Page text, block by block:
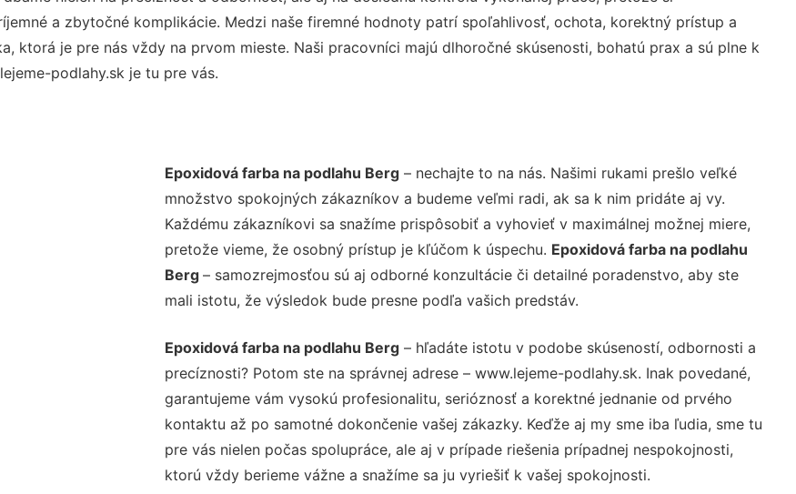
a zbytočné komplikácie. Medzi naše firemné hodnoty patrí spoľahlivosť, ochota, korektný prístup a
ktorá je pre nás vždy na prvom mieste. Naši pracovníci majú dlhoročné skúsenosti, bohatú prax a sú plne k
podlahy.sk je tu pre vás.
Epoxidová farba na podlahu Berg– nechajte to na nás. Našimi rukami prešlo veľké
množstvo spokojných zákazníkov a budeme veľmi radi, ak sa k nim pridáte aj vy.
Každému zákazníkovi sa snažíme prispôsobiť a vyhovieť v maximálnej možnej miere,
pretože vieme, že osobný prístup je kľúčom k úspechu. Epoxidová farba na podlahu
Berg – samozrejmosťou sú aj odborné konzultácie či detailné poradenstvo, aby ste
mali istotu, že výsledok bude presne podľa vašich predstáv.
Epoxidová farba na podlahu Berg– hľadáte istotu v podobe skúseností, odbornosti a
precíznosti? Potom ste na správnej adrese – www.lejeme-podlahy.sk. Inak povedané,
garantujeme vám vysokú profesionalitu, serióznosť a korektné jednanie od prvého
kontaktu až po samotné dokončenie vašej zákazky. Keďže aj my sme iba ľudia, sme tu
pre vás nielen počas spolupráce, ale aj v prípade riešenia prípadnej nespokojnosti,
ktorú vždy berieme vážne a snažíme sa ju vyriešiť k vašej spokojnosti.